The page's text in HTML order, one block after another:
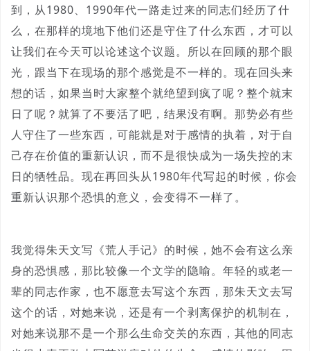
到，从1980、1990年代一路走过来的同志们经历了什
么，在那样的境地下他们还是守住了什么东西，才可以
让我们在今天可以论述这个议题。所以在回顾的那个眼
光，跟当下在现场的那个感觉是不一样的。现在回头来
想的话，如果当时大家整个就绝望到疯了呢？整个就末
日了呢？就算了不要活了吧，结果没有啊。那势必有些
人守住了一些东西，可能就是对于感情的执着，对于自
己存在价值的重新认识，而不是很快成为一场失控的末
日的牺牲品。现在再回头从1980年代写起的时候，你会
重新认识那个恐惧的意义，会变得不一样了。
我觉得朱天文写《荒人手记》的时候，她不会有这么亲
身的恐惧感，那比较像一个文学的隐喻。年轻的或老一
辈的同志作家，也不愿意去写这个东西，那朱天文去写
这个的话，对她来说，还是有一个剥离保护的机制在，
对她来说那不是一个那么生命交关的东西，其他的同志